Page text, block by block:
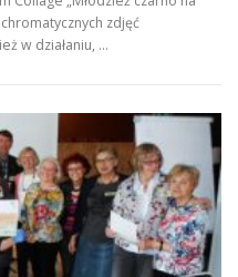
zdjęć
w działaniu, …